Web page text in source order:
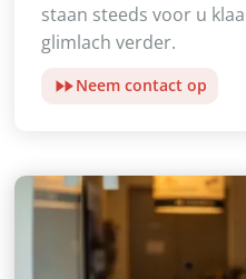
staan steeds voor u
glimlach verder.
Neem contact op